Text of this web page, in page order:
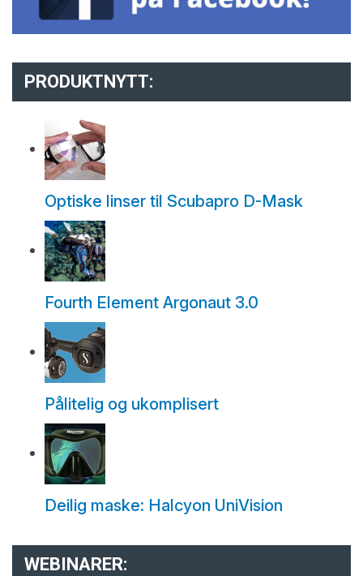
PRODUKTNYTT:
Optiske linser til Scubapro D-Mask
Fourth Element Argonaut 3.0
Pålitelig og ukomplisert
Deilig maske: Halcyon UniVision
WEBINARER: